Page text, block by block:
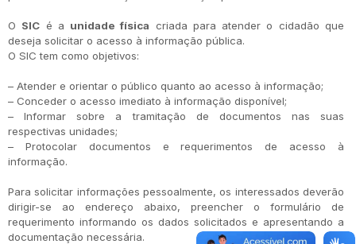
O SIC é a unidade física criada para atender o cidadão que
deseja solicitar o acesso à informação pública.
O SIC tem como objetivos:
– Atender e orientar o público quanto ao acesso à informação;
– Conceder o acesso imediato à informação disponível;
– Informar sobre a tramitação de documentos nas suas
respectivas unidades;
– Protocolar documentos e requerimentos de acesso à
informação.
Para solicitar informações pessoalmente, os interessados deverão
dirigir-se ao endereço abaixo, preencher o formulário de
requerimento informando os dados solicitados e apresentando a
documentação necessária.